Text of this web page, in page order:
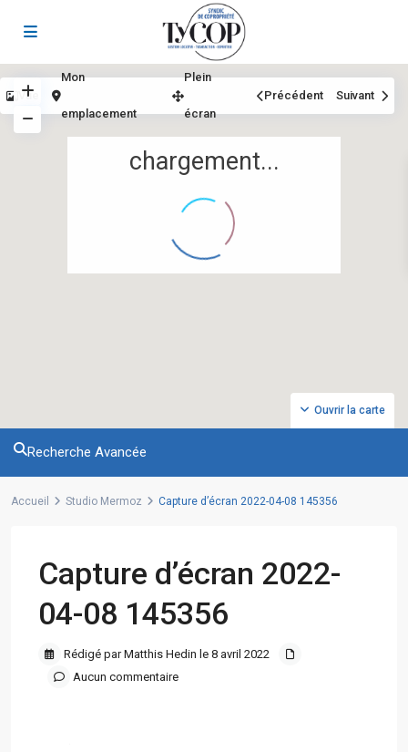
chargement...
Ouvrir la carte
Vue
Mon
emplacement
Plein
écran
Précédent Suivant
Recherche Avancée
Accueil Studio Mermoz Capture d’écran 2022-04-08 145356
Capture d’écran 2022-
04-08 145356
Rédigé par Matthis Hedin le 8 avril 2022
Aucun commentaire